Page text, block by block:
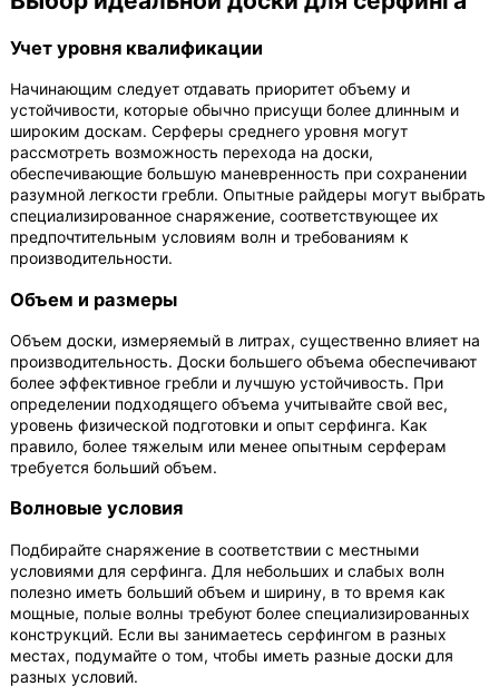
Учет уровня квалификации
Начинающим следует отдавать приоритет объему и
устойчивости, которые обычно присущи более длинным и
широким доскам. Серферы среднего уровня могут
рассмотреть возможность перехода на доски,
обеспечивающие большую маневренность при сохранении
разумной легкости гребли. Опытные райдеры могут выбрать
специализированное снаряжение, соответствующее их
предпочтительным условиям волн и требованиям к
производительности.
Объем и размеры
Объем доски, измеряемый в литрах, существенно влияет на
производительность. Доски большего объема обеспечивают
более эффективное гребли и лучшую устойчивость. При
определении подходящего объема учитывайте свой вес,
уровень физической подготовки и опыт серфинга. Как
правило, более тяжелым или менее опытным серферам
требуется больший объем.
Волновые условия
Подбирайте снаряжение в соответствии с местными
условиями для серфинга. Для небольших и слабых волн
полезно иметь больший объем и ширину, в то время как
мощные, полые волны требуют более специализированных
конструкций. Если вы занимаетесь серфингом в разных
местах, подумайте о том, чтобы иметь разные доски для
разных условий.